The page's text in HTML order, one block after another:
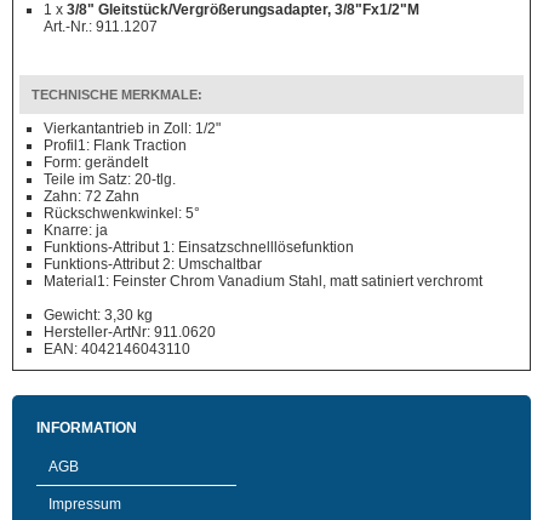
1 x 3/8" Gleitstück/Vergrößerungsadapter, 3/8"Fx1/2"M
Art.-Nr.: 911.1207
TECHNISCHE MERKMALE:
Vierkantantrieb in Zoll: 1/2"
Profil1: Flank Traction
Form: gerändelt
Teile im Satz: 20-tlg.
Zahn: 72 Zahn
Rückschwenkwinkel: 5°
Knarre: ja
Funktions-Attribut 1: Einsatzschnelllösefunktion
Funktions-Attribut 2: Umschaltbar
Material1: Feinster Chrom Vanadium Stahl, matt satiniert verchromt
Gewicht: 3,30 kg
Hersteller-ArtNr: 911.0620
EAN: 4042146043110
INFORMATION
AGB
Impressum